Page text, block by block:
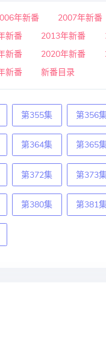
年新番 2007年新番
新番 2013年新番
新番 2020年新番
新番 新番目录
第355集 第356
第364集 第365
第372集 第373
第380集 第381